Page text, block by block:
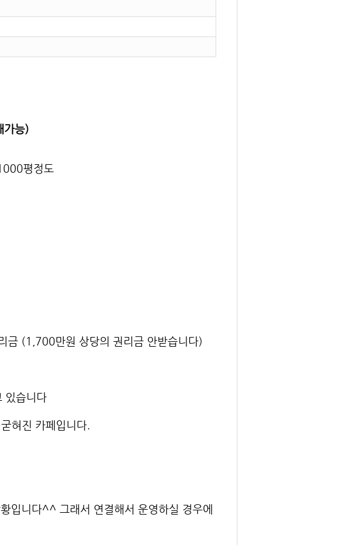
가능)
평정도
금 (1,700만원 상당의 권리금 안받습니다)
있습니다
혀진 카페입니다.
입니다^^ 그래서 연결해서 운영하실 경우에